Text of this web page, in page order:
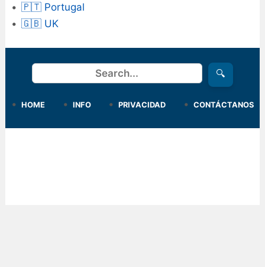
🇵🇹 Portugal
🇬🇧 UK
Buscar 🔍
HOME INFO PRIVACIDAD CONTÁCTANOS